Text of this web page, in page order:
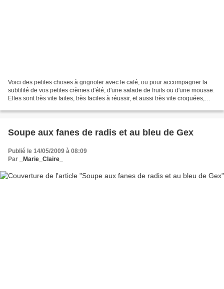
Voici des petites choses à grignoter avec le café, ou pour accompagner la
subtilité de vos petites crèmes d'été, d'une salade de fruits ou d'une mousse.
Elles sont très vite faites, très faciles à réussir, et aussi très vite croquées,
Soupe aux fanes de radis et au bleu de Gex
Publié le 14/05/2009 à 08:09
Par
_Marie_Claire_